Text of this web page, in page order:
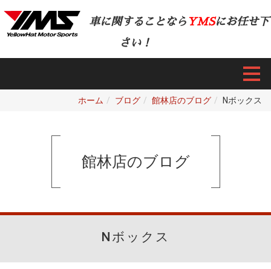
車に関することなら YMSにお任せ下
さい！
ホーム ブログ 館林店のブログ Nボックス
館林店のブログ
Nボックス